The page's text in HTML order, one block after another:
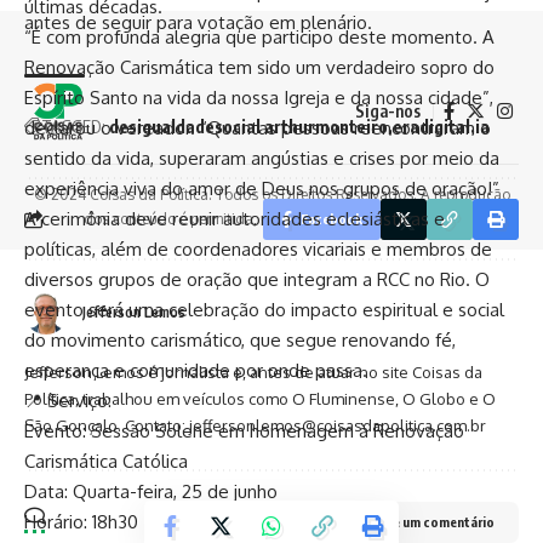
antes de seguir para votação em plenário.
TAGGED:desigualdadesocial arthurmonteiro eradigital ia
Facebook
Jefferson Lemos
Jefferson Lemos é jornalista e, antes de atuar no site Coisas da
Política, trabalhou em veículos como O Fluminense, O Globo e O
São Gonçalo. Contato: jeffersonlemos@coisasdapolitica.com.br
Deixe um comentário
últimas décadas.
“É com profunda alegria que participo deste momento. A
Renovação Carismática tem sido um verdadeiro sopro do
Espírito Santo na vida da nossa Igreja e da nossa cidade”,
declarou o vereador. “Quantas pessoas reencontraram o
sentido da vida, superaram angústias e crises por meio da
experiência viva do amor de Deus nos grupos de oração!”
A cerimônia deve reunir autoridades eclesiásticas e
políticas, além de coordenadores vicariais e membros de
diversos grupos de oração que integram a RCC no Rio. O
evento será uma celebração do impacto espiritual e social
do movimento carismático, que segue renovando fé,
esperança e comunidade por onde passa.
📍 Serviço:
Evento: Sessão Solene em homenagem à Renovação
Carismática Católica
Data: Quarta-feira, 25 de junho
Horário: 18h30
Siga-nos
© 2024 Coisas da Política. Todos os Direitos Reservados. A reprodução
dos conteúdo é permitida, desde que seja citada a fonte.